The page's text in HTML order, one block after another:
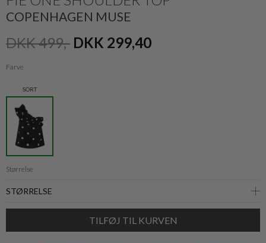
COPENHAGEN MUSE
DKK 499,- DKK 299,40
Farve
SORT
Størrelse